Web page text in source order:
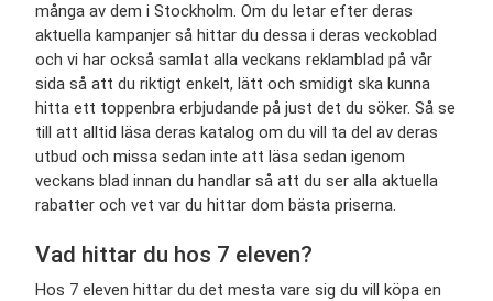
många av dem i Stockholm. Om du letar efter deras
aktuella kampanjer så hittar du dessa i deras veckoblad
och vi har också samlat alla veckans reklamblad på vår
sida så att du riktigt enkelt, lätt och smidigt ska kunna
hitta ett toppenbra erbjudande på just det du söker. Så se
till att alltid läsa deras katalog om du vill ta del av deras
utbud och missa sedan inte att läsa sedan igenom
veckans blad innan du handlar så att du ser alla aktuella
rabatter och vet var du hittar dom bästa priserna.
Vad hittar du hos 7 eleven?
Hos 7 eleven hittar du det mesta vare sig du vill köpa en